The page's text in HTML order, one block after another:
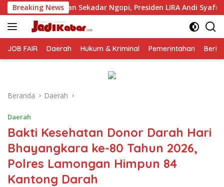
Langsung
ke
konten
Breaking News
Ngopi, Presiden LIRA Andi Syafrani Konsolidasikan
JOB FAIR Daerah Hukum & Kriminal Pemerintahan
Beranda Daerah
Daerah
Bakti Kesehatan Donor Darah Hari
Bhayangkara ke-80 Tahun 2026,
Polres Lamongan Himpun 84
Kantong Darah